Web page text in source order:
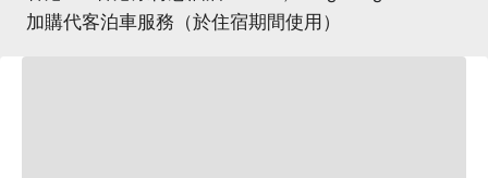
加購代客泊車服務（於住宿期間使用）